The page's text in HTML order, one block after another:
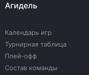
Агидель
Календарь игр
Турнирная таблица
Плей-офф
Состав команды